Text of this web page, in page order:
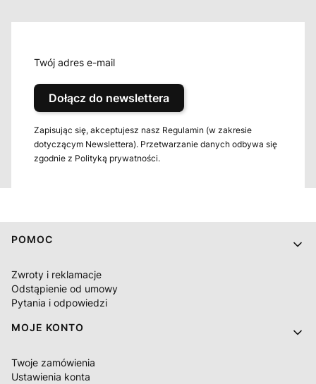
Twój adres e-mail
Dołącz do newslettera
Zapisując się, akceptujesz nasz Regulamin (w zakresie
dotyczącym Newslettera). Przetwarzanie danych odbywa się
zgodnie z Polityką prywatności.
Linki w stopce
POMOC
Zwroty i reklamacje
Odstąpienie od umowy
Pytania i odpowiedzi
MOJE KONTO
Twoje zamówienia
Ustawienia konta